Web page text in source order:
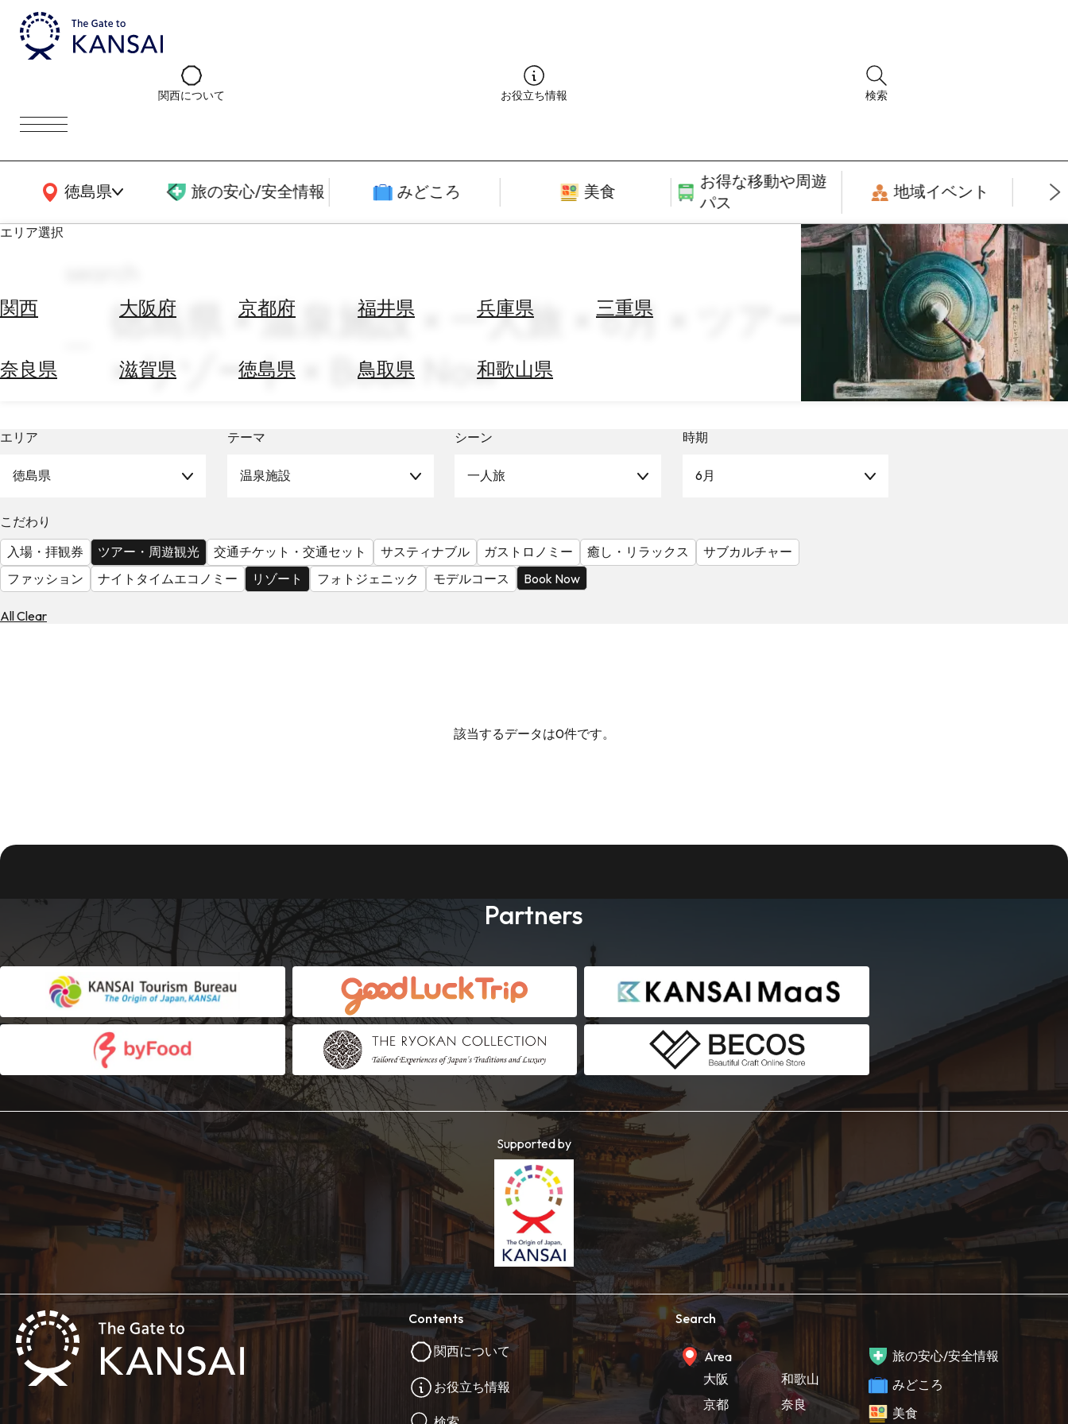
関西について お役立ち情報 検索
徳島県
関西広域MAP 旅の安心/安全情報 みどころ 美食
お得な移動や周遊
パス
地域イベント
エリア選択
関西 大阪府 京都府 福井県 兵庫県 三重県
奈良県 滋賀県 徳島県 鳥取県 和歌山県
べ
る
天
気
を
見
徳島県 × 温泉施設 × 一人旅 × 6月 × ツアー・周遊観光
× リゾート × Book Now
エリア
徳島県
テーマ
温泉施設
シーン
一人旅
時期
6月
こだわり
入場・拝観券
ツアー・周遊観光 交通チケット・交通セット サスティナブル ガストロノミー 癒し・リラックス
サブカルチャー
ファッション
ナイトタイムエコノミー リゾート フォトジェニック モデルコース Book Now
All Clear
該当するデータは0件です。
Partners
Supported by
Contents
関西について
お役立ち情報
Search
Area
大阪
京都
和歌山
奈良
旅の安心/安全情報
みどころ
美食